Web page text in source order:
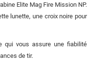
Elite Mag Fire Mission NP.
lunette, une croix noire pour
qui vous assure une fiabilité
de tir.